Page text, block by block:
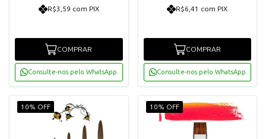
R$3,59 com PIX
COMPRAR
Consulte-nos pelo WhatsApp
R$6,41 com PIX
COMPRAR
Consulte-nos pelo WhatsApp
10% OFF 10% OFF